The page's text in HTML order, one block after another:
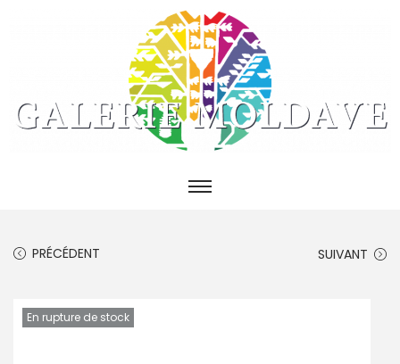
PRÉCÉDENT SUIVANT
En rupture de stock